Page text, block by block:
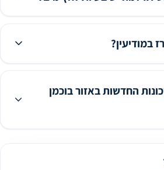
במודיעין?
החדשות באזור בוכמן